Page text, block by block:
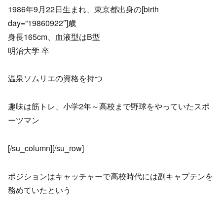
1986年9月22日生まれ、東京都出身の[birth
day=”19860922″]歳
身長165cm、血液型はB型
明治大学 卒
温泉ソムリエの資格を持つ
趣味は筋トレ、小学2年～高校まで野球をやっていたスポ
ーツマン
[/su_column][/su_row]
ポジションはキャッチャーで高校時代には副キャプテンを
務めていたという